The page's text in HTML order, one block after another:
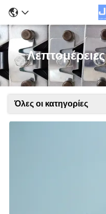
Όλες οι κατηγορίες